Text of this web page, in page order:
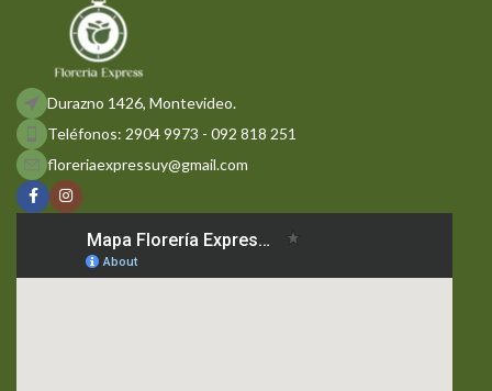
Durazno 1426, Montevideo.
Teléfonos: 2904 9973 - 092 818 251
floreriaexpressuy@gmail.com